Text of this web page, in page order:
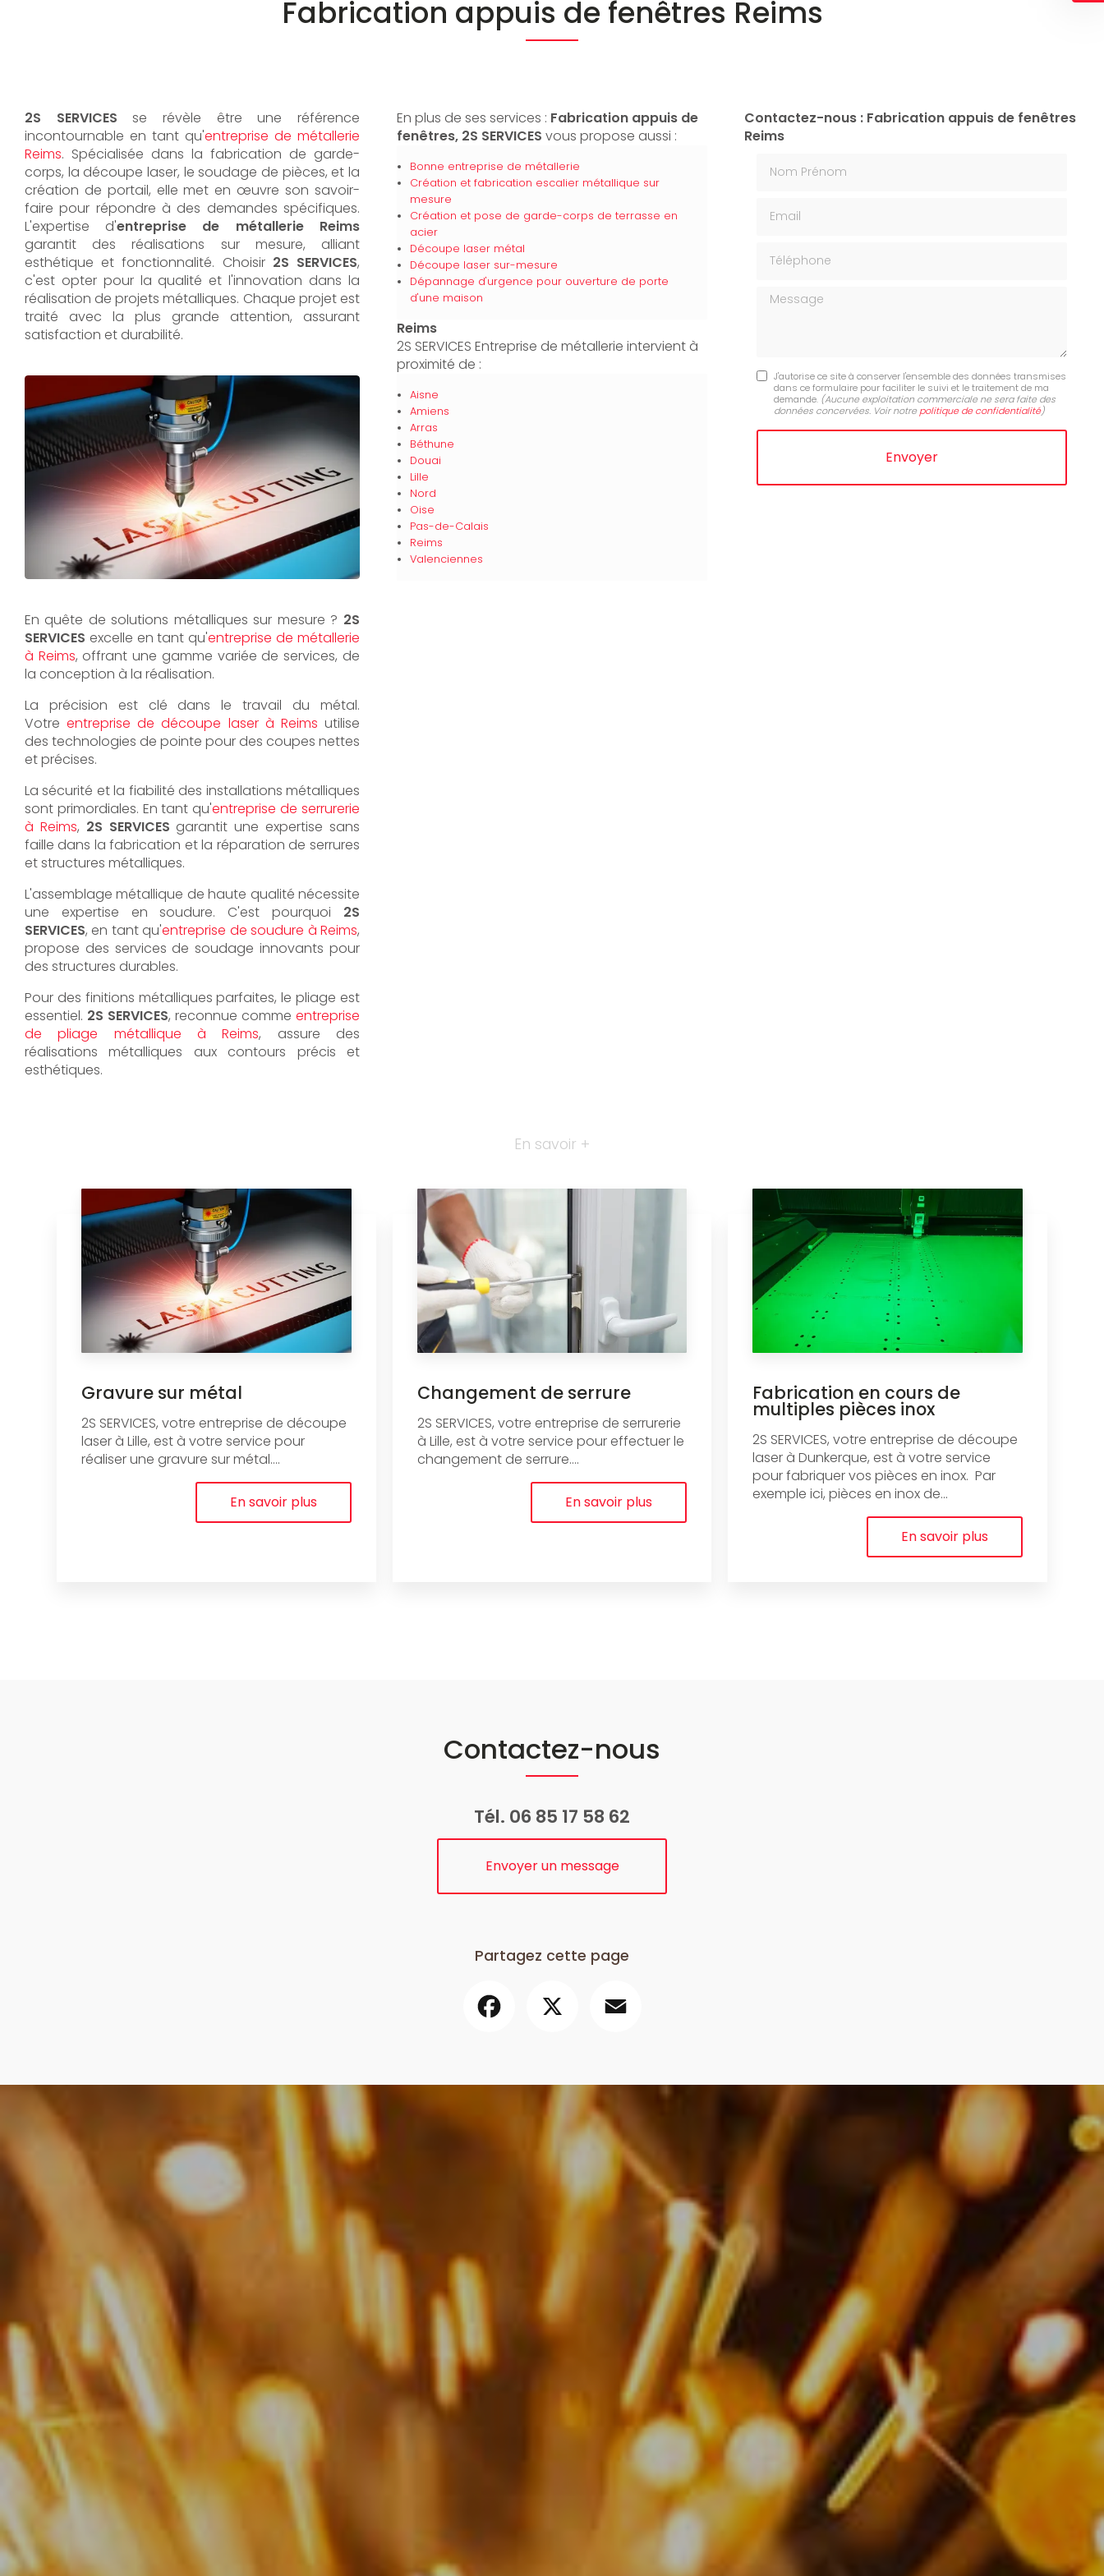
Fabrication appuis de fenêtres Reims
2S SERVICESse révèle être une référence
incontournable en tant qu'entreprise de métallerie
Reims. Spécialisée dans la fabrication de garde-
corps, la découpe laser, le soudage de pièces, et la
création de portail, elle met en œuvre son savoir-
faire pour répondre à des demandes spécifiques.
L'expertise d'entreprise de métallerie Reims
garantit des réalisations sur mesure, alliant
esthétique et fonctionnalité. Choisir 2S SERVICES,
c'est opter pour la qualité et l'innovation dans la
réalisation de projets métalliques. Chaque projet est
traité avec la plus grande attention, assurant
satisfaction et durabilité.
En quête de solutions métalliques sur mesure ? 2S
SERVICES excelle en tant qu'entreprise de métallerie
à Reims, offrant une gamme variée de services, de
la conception à la réalisation.
La précision est clé dans le travail du métal.
Votreentreprise de découpe laser à Reims utilise
des technologies de pointe pour des coupes nettes
et précises.
La sécurité et la fiabilité des installations métalliques
sont primordiales. En tant qu'entreprise de serrurerie
à Reims, 2S SERVICES garantit une expertise sans
faille dans la fabrication et la réparation de serrures
et structures métalliques.
L'assemblage métallique de haute qualité nécessite
une expertise en soudure. C'est pourquoi 2S
SERVICES, en tant qu'entreprise de soudure à Reims,
propose des services de soudage innovants pour
des structures durables.
Pour des finitions métalliques parfaites, le pliage est
essentiel. 2S SERVICES, reconnue comme entreprise
de pliage métallique à Reims, assure des
réalisations métalliques aux contours précis et
esthétiques.
En plus de ses services : Fabrication appuis de
fenêtres, 2S SERVICES vous propose aussi :
Bonne entreprise de métallerie
Création et fabrication escalier métallique sur
mesure
Création et pose de garde-corps de terrasse en
acier
Découpe laser métal
Découpe laser sur-mesure
Dépannage d'urgence pour ouverture de porte
d'une maison
Reims
2S SERVICES Entreprise de métallerie intervient à
proximité de :
Aisne
Amiens
Arras
Béthune
Douai
Lille
Nord
Oise
Pas-de-Calais
Reims
Valenciennes
Contactez-nous : Fabrication appuis de fenêtres
Reims
Message
J'autorise ce site à conserver l'ensemble des données transmises
dans ce formulaire pour faciliter le suivi et le traitement de ma
demande. (Aucune exploitation commerciale ne sera faite des
données concervées. Voir notre politique de confidentialité)
En savoir +
Gravure sur métal
2S SERVICES, votre entreprise de découpe
laser à Lille, est à votre service pour
réaliser une gravure sur métal....
En savoir plus
Changement de serrure
2S SERVICES, votre entreprise de serrurerie
à Lille, est à votre service pour effectuer le
changement de serrure....
En savoir plus
Fabrication en cours de
multiples pièces inox
2S SERVICES, votre entreprise de découpe
laser à Dunkerque, est à votre service
pour fabriquer vos pièces en inox. Par
exemple ici, pièces en inox de...
En savoir plus
Contactez-nous
Tél. 06 85 17 58 62
Envoyer un message
Partagez cette page